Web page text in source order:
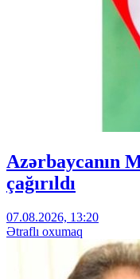
Azərbaycanın
çağırıldı
07.08.2026, 13:20
Ətraflı oxumaq